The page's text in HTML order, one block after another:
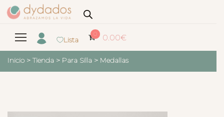
Lista
0 0.00€
Inicio > Tienda > Para Silla > Medallas